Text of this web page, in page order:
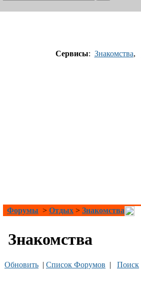
Сервисы: Знакомства,
Форумы > Отдых > Знакомства
Знакомства
Обновить | Список Форумов | Поиск